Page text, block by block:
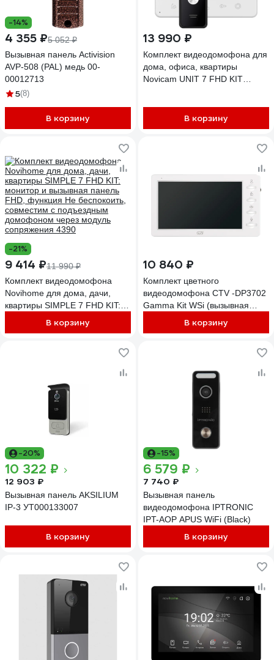
-14%
4 355 ₽5 052 ₽
Вызывная панель Activision
AVP-508 (PAL) медь 00-
00012713
5(8)
В корзину
13 990 ₽
Комплект видеодомофона для
дома, офиса, квартиры
Novicam UNIT 7 FHD KIT
подъездным домофоном
через мск/мсц c поддержкой
В корзину
-21%
9 414 ₽11 990 ₽
Комплект видеодомофона
Novihome для дома, дачи,
квартиры SIMPLE 7 FHD KIT:
FHD, функция Не беспокоить,
В корзину
10 840 ₽
Комплект цветного
видеодомофона CTV -DP3702
Gamma Kit WSi (вызывная
M3702 Gamma), поддержка
В корзину
-20%
10 322 ₽
12 903 ₽
Вызывная панель AKSILIUM
IP-3 УТ000133007
В корзину
-15%
6 579 ₽
7 740 ₽
Вызывная панель
видеодомофона IPTRONIC
IPT-AOP APUS WiFi (Black)
В корзину